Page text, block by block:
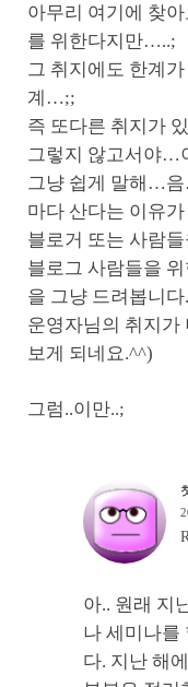
아무리 여기에 찾
를 위한다지만…..;
그 취지에도 한계
계…;;
즉 또다른 취지가
그렇지 않고서야…
그냥 쉽게 말해…
마다 산다는 이유
블로거 또는 사람
블로그 사람들을
을 그냥 드려봅니다
운영자님의 취지가
보게 되네요.^^)
그럼..이만..;
아.. 원래 지
나 세미나를
다. 지난 해